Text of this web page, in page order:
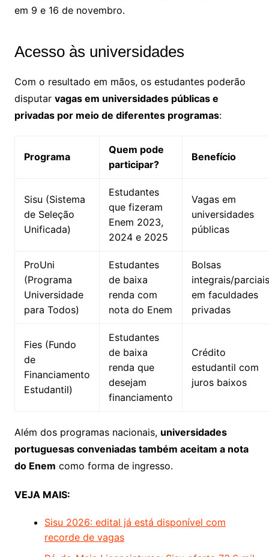
em 9 e 16 de novembro.
Acesso às universidades
Com o resultado em mãos, os estudantes poderão
disputar vagas em universidades públicas e
privadas por meio de diferentes programas:
Programa
Quem pode
participar?
Benefício
Sisu (Sistema
de Seleção
Unificada)
Estudantes
que fizeram
Enem 2023,
2024 e 2025
Vagas em
universidades
públicas
ProUni
(Programa
Universidade
para Todos)
Estudantes
de baixa
renda com
nota do Enem
Bolsas
integrais/parciais
em faculdades
privadas
Fies (Fundo
de
Financiamento
Estudantil)
Estudantes
de baixa
renda que
desejam
financiamento
Crédito
estudantil com
juros baixos
Além dos programas nacionais, universidades
portuguesas conveniadas também aceitam a nota
do Enem como forma de ingresso.
VEJA MAIS:
Sisu 2026: edital já está disponível com
recorde de vagas